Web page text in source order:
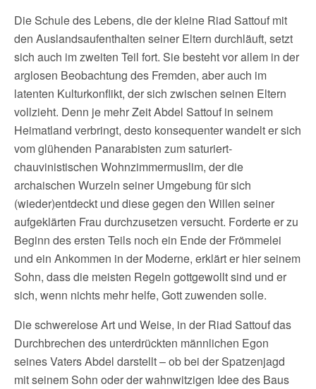
Die Schule des Lebens, die der kleine Riad Sattouf mit
den Auslandsaufenthalten seiner Eltern durchläuft, setzt
sich auch im zweiten Teil fort. Sie besteht vor allem in der
arglosen Beobachtung des Fremden, aber auch im
latenten Kulturkonflikt, der sich zwischen seinen Eltern
vollzieht. Denn je mehr Zeit Abdel Sattouf in seinem
Heimatland verbringt, desto konsequenter wandelt er sich
vom glühenden Panarabisten zum saturiert-
chauvinistischen Wohnzimmermuslim, der die
archaischen Wurzeln seiner Umgebung für sich
(wieder)entdeckt und diese gegen den Willen seiner
aufgeklärten Frau durchzusetzen versucht. Forderte er zu
Beginn des ersten Teils noch ein Ende der Frömmelei
und ein Ankommen in der Moderne, erklärt er hier seinem
Sohn, dass die meisten Regeln gottgewollt sind und er
sich, wenn nichts mehr helfe, Gott zuwenden solle.
Die schwerelose Art und Weise, in der Riad Sattouf das
Durchbrechen des unterdrückten männlichen Egon
seines Vaters Abdel darstellt – ob bei der Spatzenjagd
mit seinem Sohn oder der wahnwitzigen Idee des Baus